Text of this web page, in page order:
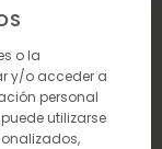
o la
y/o acceder a
personal
utilizarse